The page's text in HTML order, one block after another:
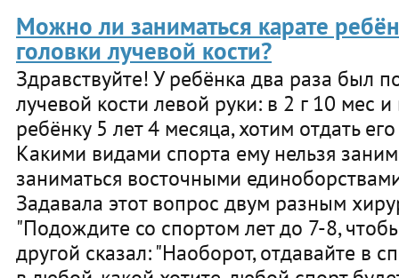
Можно ли заниматься карате
головки лучевой кости?
Здравствуйте! У ребёнка два раза был
лучевой кости левой руки: в 2 г 10 мес и
ребёнку 5 лет 4 месяца, хотим отдать
Какими видами спорта ему нельзя
заниматься восточными
Задавала этот вопрос двум разным
"Подождите со спортом лет до 7-8,
другой сказал: "Наоборот, отдавайте в